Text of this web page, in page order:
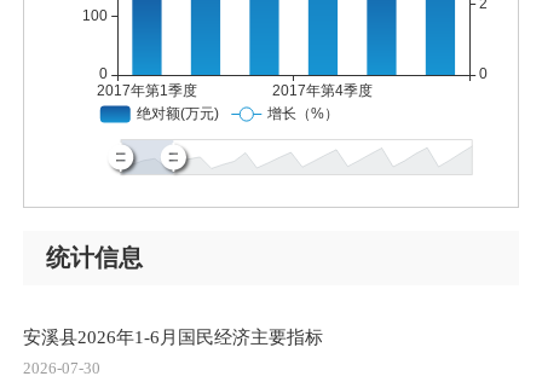
统计信息
安溪县2026年1-6月国民经济主要指标
2026-07-30